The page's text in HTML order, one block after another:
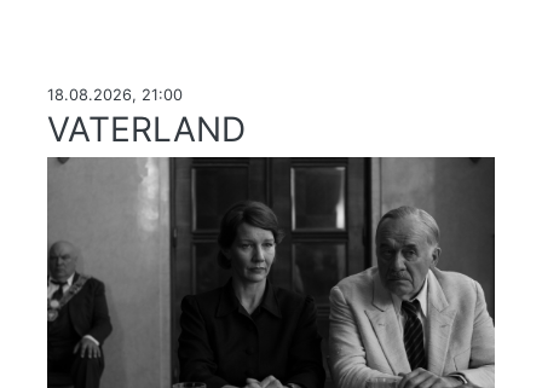
18.08.2026, 21:00
VATERLAND